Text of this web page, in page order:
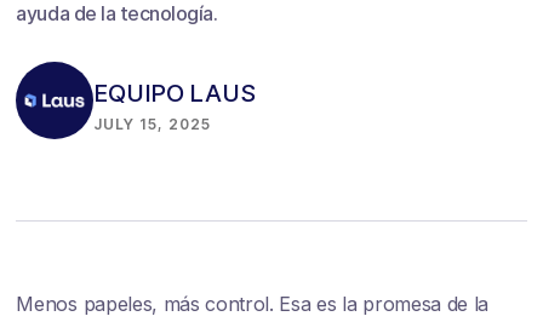
ayuda de la tecnología.
EQUIPO LAUS
JULY 15, 2025
Menos papeles, más control. Esa es la promesa de la